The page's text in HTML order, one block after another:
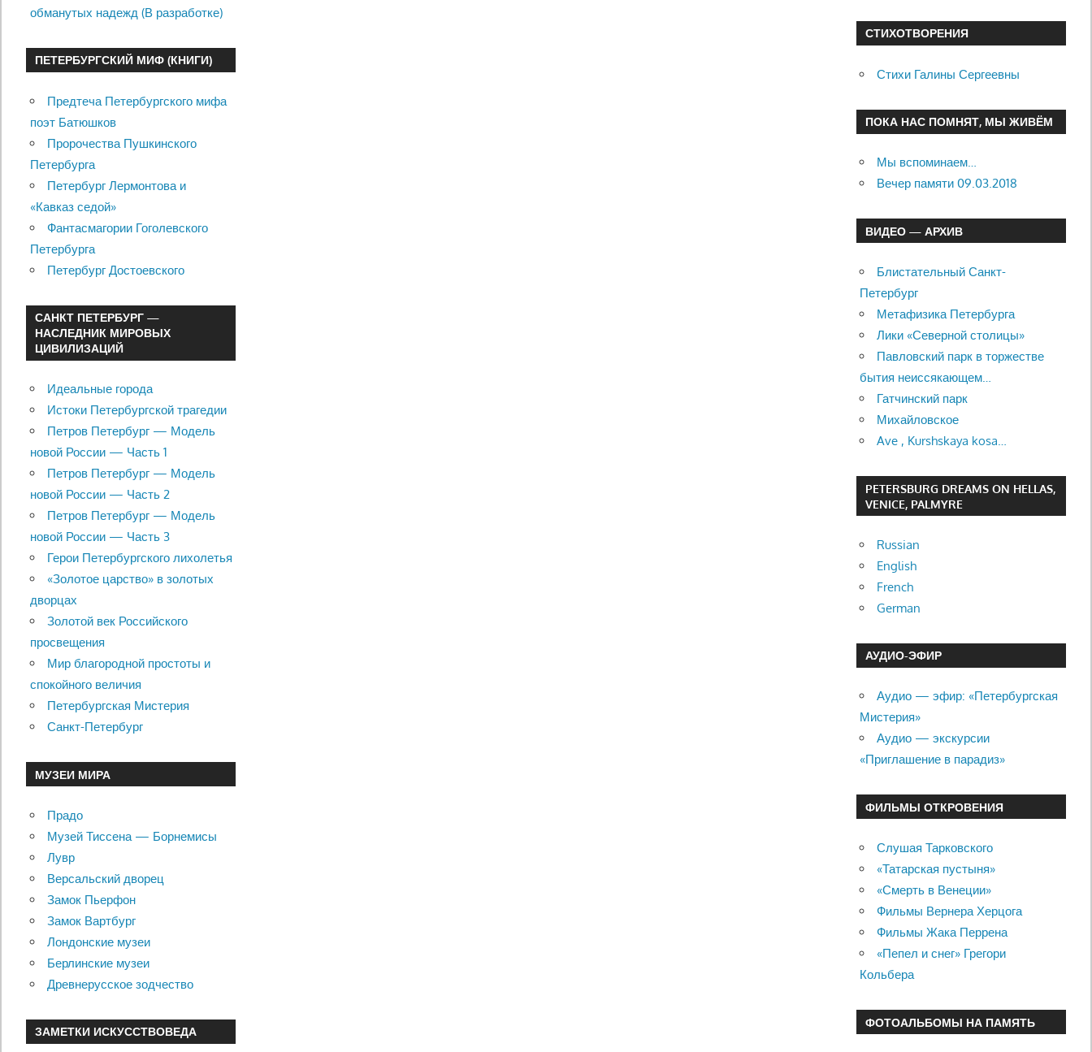
обманутых надежд (В разработке)
ПЕТЕРБУРГСКИЙ МИФ (КНИГИ)
Предтеча Петербургского мифа
поэт Батюшков
Пророчества Пушкинского
Петербурга
Петербург Лермонтова и
«Кавказ седой»
Фантасмагории Гоголевского
Петербурга
Петербург Достоевского
САНКТ ПЕТЕРБУРГ —
НАСЛЕДНИК МИРОВЫХ
ЦИВИЛИЗАЦИЙ
Идеальные города
Истоки Петербургской трагедии
Петров Петербург — Модель
новой России — Часть 1
Петров Петербург — Модель
новой России — Часть 2
Петров Петербург — Модель
новой России — Часть 3
Герои Петербургского лихолетья
«Золотое царство» в золотых
дворцах
Золотой век Российского
просвещения
Мир благородной простоты и
спокойного величия
Петербургская Мистерия
Санкт-Петербург
МУЗЕИ МИРА
Прадо
Музей Тиссена — Борнемисы
Лувр
Версальский дворец
Замок Пьерфон
Замок Вартбург
Лондонские музеи
Берлинские музеи
Древнерусское зодчество
ЗАМЕТКИ ИСКУССТВОВЕДА
СТИХОТВОРЕНИЯ
Стихи Галины Сергеевны
ПОКА НАС ПОМНЯТ, МЫ ЖИВЁМ
Мы вспоминаем…
Вечер памяти 09.03.2018
ВИДЕО — АРХИВ
Блистательный Санкт-
Петербург
Метафизика Петербурга
Лики «Северной столицы»
Павловский парк в торжестве
бытия неиссякающем…
Гатчинский парк
Михайловское
Ave , Kurshskaya kosa…
PETERSBURG DREAMS ON HELLAS,
VENICE, PALMYRE
Russian
English
French
German
АУДИО-ЭФИР
Аудио — эфир: «Петербургская
Мистерия»
Аудио — экскурсии
«Приглашение в парадиз»
ФИЛЬМЫ ОТКРОВЕНИЯ
Слушая Тарковского
«Татарская пустыня»
«Смерть в Венеции»
Фильмы Вернера Херцога
Фильмы Жака Перрена
«Пепел и снег» Грегори
Кольбера
ФОТОАЛЬБОМЫ НА ПАМЯТЬ